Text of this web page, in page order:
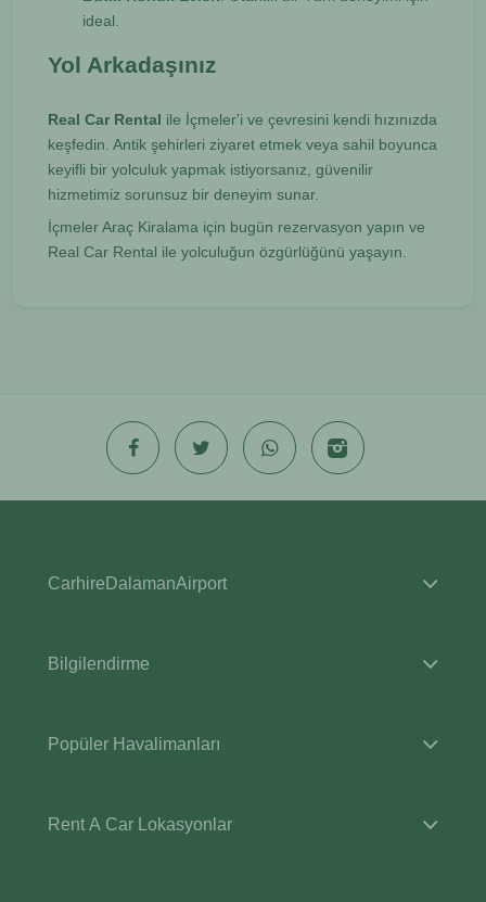
ideal.
Yol Arkadaşınız
Real Car Rental ile İçmeler'i ve çevresini kendi hızınızda
keşfedin. Antik şehirleri ziyaret etmek veya sahil boyunca
keyifli bir yolculuk yapmak istiyorsanız, güvenilir
hizmetimiz sorunsuz bir deneyim sunar.
İçmeler Araç Kiralama için bugün rezervasyon yapın ve
Real Car Rental ile yolculuğun özgürlüğünü yaşayın.
CarhireDalamanAirport
Bilgilendirme
Popüler Havalimanları
Rent A Car Lokasyonlar